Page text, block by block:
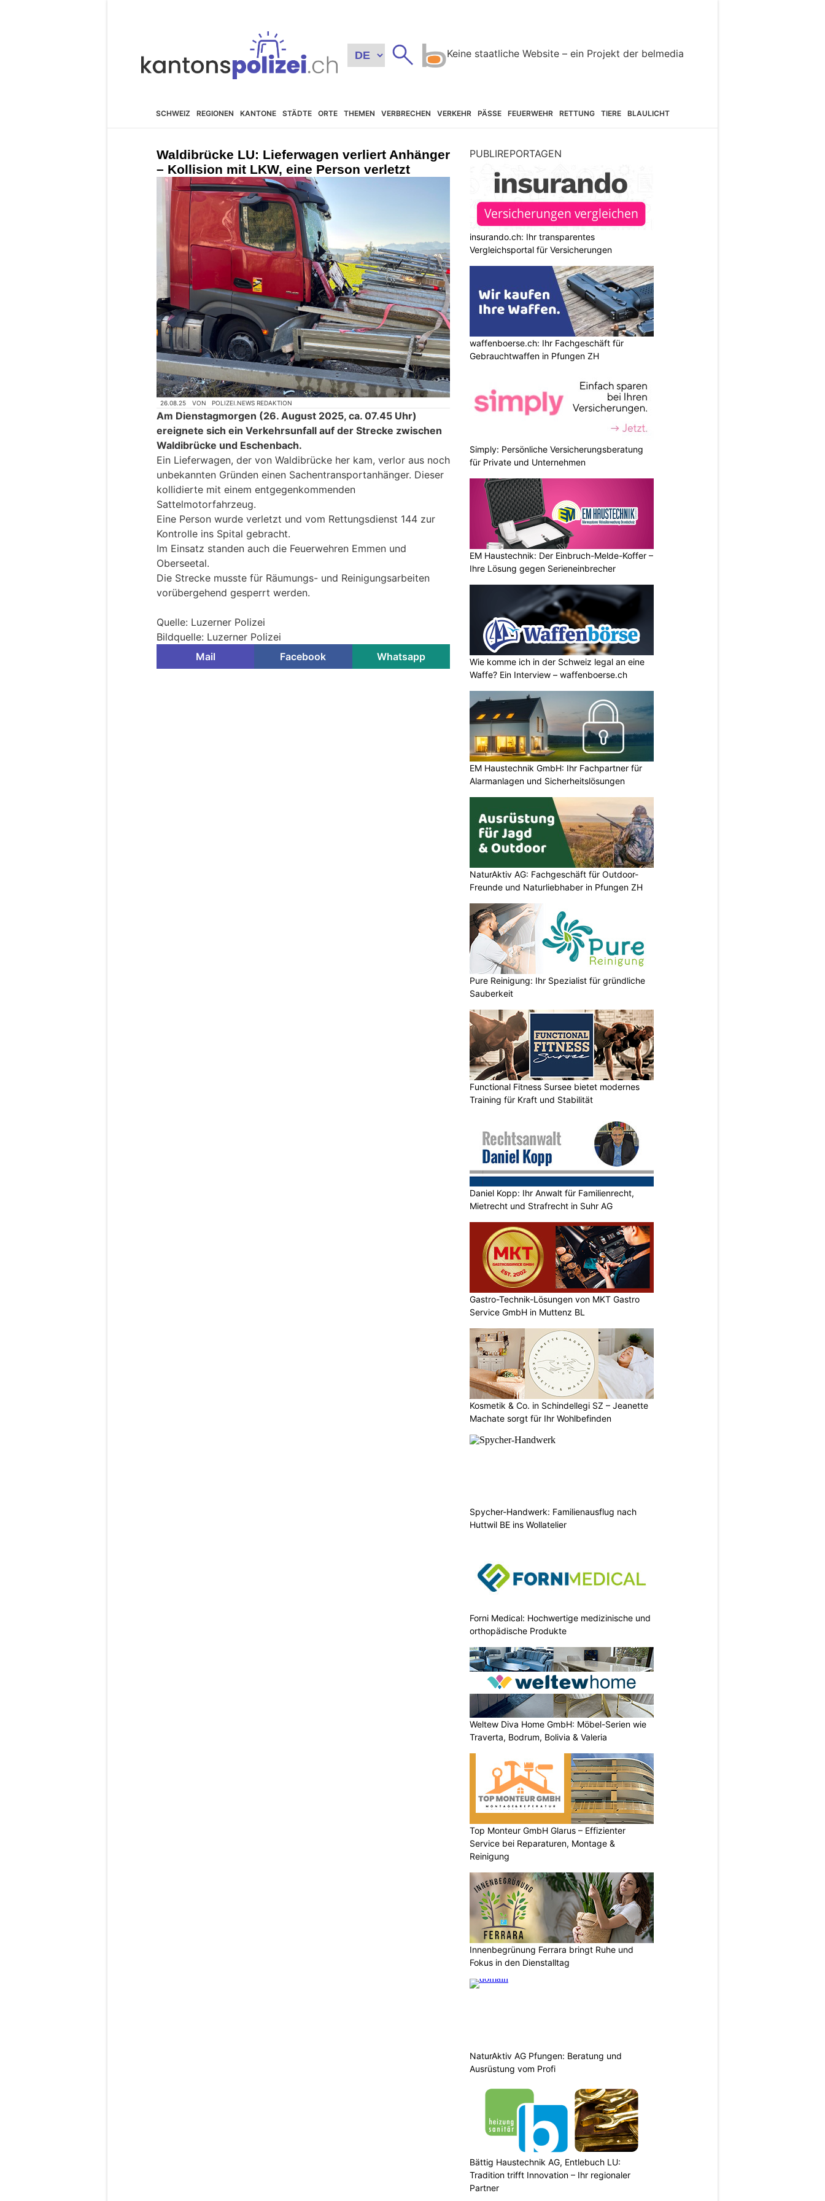
SCHWEIZ REGIONEN KANTONE STÄDTE ORTE THEMEN VERBRECHEN VERKEHR PÄSSE FEUERWEHR RETTUNG TIERE BLAULICHT
Waldibrücke LU: Lieferwagen verliert Anhänger
– Kollision mit LKW, eine Person verletzt
26.08.25 VON POLIZEI.NEWS REDAKTION
Am Dienstagmorgen (26. August 2025, ca. 07.45 Uhr)
ereignete sich ein Verkehrsunfall auf der Strecke zwischen
Waldibrücke und Eschenbach.
Ein Lieferwagen, der von Waldibrücke her kam, verlor aus noch
unbekannten Gründen einen Sachentransportanhänger. Dieser
kollidierte mit einem entgegenkommenden
Sattelmotorfahrzeug.
Eine Person wurde verletzt und vom Rettungsdienst 144 zur
Kontrolle ins Spital gebracht.
Im Einsatz standen auch die Feuerwehren Emmen und
Oberseetal.
Die Strecke musste für Räumungs- und Reinigungsarbeiten
vorübergehend gesperrt werden.
Quelle: Luzerner Polizei
Bildquelle: Luzerner Polizei
Mail
Facebook Whatsapp
PUBLIREPORTAGEN
insurando.ch: Ihr transparentes
Vergleichsportal für Versicherungen
waffenboerse.ch: Ihr Fachgeschäft für
Gebrauchtwaffen in Pfungen ZH
Simply: Persönliche Versicherungsberatung
für Private und Unternehmen
EM Haustechnik: Der Einbruch-Melde-Koffer –
Ihre Lösung gegen Serieneinbrecher
Wie komme ich in der Schweiz legal an eine
Waffe? Ein Interview – waffenboerse.ch
EM Haustechnik GmbH: Ihr Fachpartner für
Alarmanlagen und Sicherheitslösungen
NaturAktiv AG: Fachgeschäft für Outdoor-
Freunde und Naturliebhaber in Pfungen ZH
Pure Reinigung: Ihr Spezialist für gründliche
Sauberkeit
Functional Fitness Sursee bietet modernes
Training für Kraft und Stabilität
Daniel Kopp: Ihr Anwalt für Familienrecht,
Mietrecht und Strafrecht in Suhr AG
Gastro-Technik-Lösungen von MKT Gastro
Service GmbH in Muttenz BL
Kosmetik & Co. in Schindellegi SZ – Jeanette
Machate sorgt für Ihr Wohlbefinden
Spycher-Handwerk: Familienausflug nach
Huttwil BE ins Wollatelier
Forni Medical: Hochwertige medizinische und
orthopädische Produkte
Weltew Diva Home GmbH: Möbel-Serien wie
Traverta, Bodrum, Bolivia & Valeria
Top Monteur GmbH Glarus – Effizienter
Service bei Reparaturen, Montage &
Reinigung
Innenbegrünung Ferrara bringt Ruhe und
Fokus in den Dienstalltag
NaturAktiv AG Pfungen: Beratung und
Ausrüstung vom Profi
Bättig Haustechnik AG, Entlebuch LU:
Tradition trifft Innovation – Ihr regionaler
Partner